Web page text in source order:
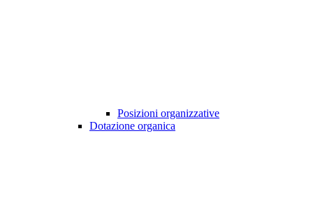
Posizioni organizzative
Dotazione organica